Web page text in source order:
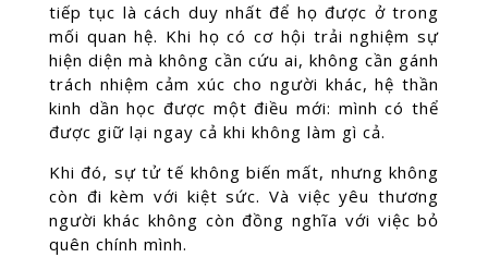
tiếp tục là cách duy nhất để họ được ở trong
mối quan hệ. Khi họ có cơ hội trải nghiệm sự
hiện diện mà không cần cứu ai, không cần gánh
trách nhiệm cảm xúc cho người khác, hệ thần
kinh dần học được một điều mới: mình có thể
được giữ lại ngay cả khi không làm gì cả.
Khi đó, sự tử tế không biến mất, nhưng không
còn đi kèm với kiệt sức. Và việc yêu thương
người khác không còn đồng nghĩa với việc bỏ
quên chính mình.